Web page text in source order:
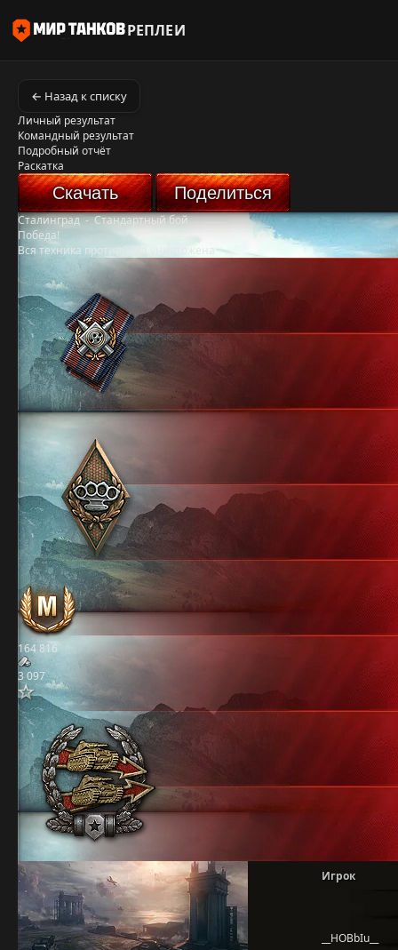
РЕПЛЕИ
← Назад к списку
Личный результат
Командный результат
Подробный отчёт
Раскатка
Скачать Поделиться
Сталинград-Стандартный бой
Победа!
Вся техника противника уничтожена
164 816
3 097
Игрок
__HOBbIu__